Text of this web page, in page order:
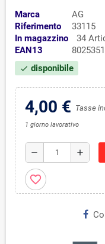
Marca
AG
Riferimento
33115
In magazzino
34
EAN13
check disponibile
4,00 € Tasse
1 giorno lavorativo
remove add
favorite_border